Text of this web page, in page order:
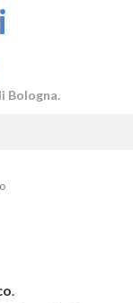
Bologna.
.